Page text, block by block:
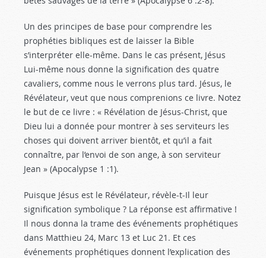
Un des principes de base pour comprendre les
prophéties bibliques est de laisser la Bible
s’interpréter elle-même. Dans le cas présent, Jésus
Lui-même nous donne la signification des quatre
cavaliers, comme nous le verrons plus tard. Jésus, le
Révélateur, veut que nous comprenions ce livre. Notez
le but de ce livre : « Révélation de Jésus-Christ, que
Dieu lui a donnée pour montrer à ses serviteurs les
choses qui doivent arriver bientôt, et qu’il a fait
connaître, par l’envoi de son ange, à son serviteur
Jean » (Apocalypse 1 :1).
Puisque Jésus est le Révélateur, révèle-t-Il leur
signification symbolique ? La réponse est affirmative !
Il nous donna la trame des événements prophétiques
dans Matthieu 24, Marc 13 et Luc 21 . Et ces
événements prophétiques donnent l’explication des